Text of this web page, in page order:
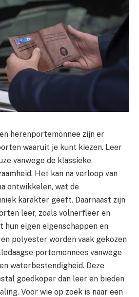
herenportemonnee zijn er
waaruit je kunt kiezen. Leer
vanwege de klassieke
Het kan na verloop van
ontwikkelen, wat de
karakter geeft. Daarnaast zijn
leer, zoals volnerfleer en
eigen eigenschappen en
polyester worden vaak gekozen
portemonnees vanwege
waterbestendigheid. Deze
goedkoper dan leer en bieden
Voor wie op zoek is naar een